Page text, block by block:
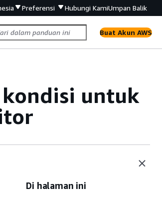
Preferensi Hubungi KamiUmpan Balik
Buat Akun AWS
untuk
Di halaman ini